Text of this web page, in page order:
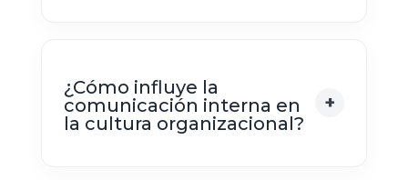
¿Cómo influye la
comunicación interna en
la cultura organizacional?